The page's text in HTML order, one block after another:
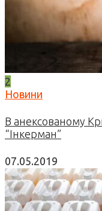
2
Новини
В анексованому
“Інкерман”
07.05.2019